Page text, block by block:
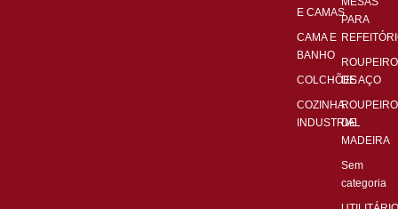
E CAMAS
CAMA E
BANHO
COLCHÕES
COZINHA
INDUSTRIAL
PARA
DE AÇO
DE
MADEIRA
Sem
categoria